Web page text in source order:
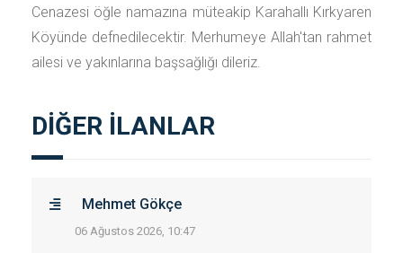
Cenazesi öğle namazına müteakip Karahallı Kırkyaren
Köyünde defnedilecektir. Merhumeye Allah'tan rahmet
ailesi ve yakınlarına başsağlığı dileriz.
DİĞER İLANLAR
Mehmet Gökçe
06 Ağustos 2026, 10:47